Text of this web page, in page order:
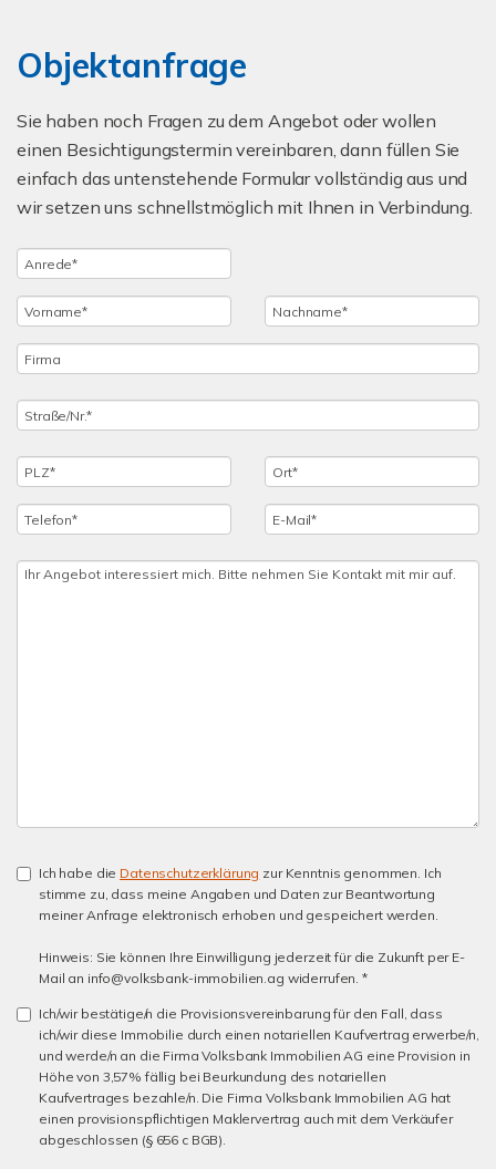
Objektanfrage
Sie haben noch Fragen zu dem Angebot oder wollen
einen Besichtigungstermin vereinbaren, dann füllen Sie
einfach das untenstehende Formular vollständig aus und
wir setzen uns schnellstmöglich mit Ihnen in Verbindung.
Ich habe die Datenschutzerklärung zur Kenntnis genommen. Ich
stimme zu, dass meine Angaben und Daten zur Beantwortung
meiner Anfrage elektronisch erhoben und gespeichert werden.
Hinweis: Sie können Ihre Einwilligung jederzeit für die Zukunft per E-
Mail an info@volksbank-immobilien.ag widerrufen. *
Ich/wir bestätige/n die Provisionsvereinbarung für den Fall, dass
ich/wir diese Immobilie durch einen notariellen Kaufvertrag erwerbe/n,
und werde/n an die Firma Volksbank Immobilien AG eine Provision in
Höhe von 3,57% fällig bei Beurkundung des notariellen
Kaufvertrages bezahle/n. Die Firma Volksbank Immobilien AG hat
einen provisionspflichtigen Maklervertrag auch mit dem Verkäufer
abgeschlossen (§ 656 c BGB).